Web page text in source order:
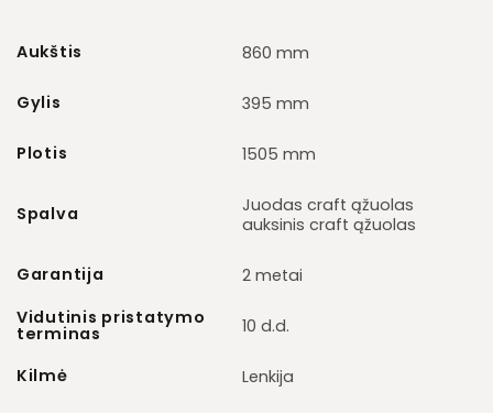
Aukštis 860 mm
Gylis 395 mm
Plotis 1505 mm
Spalva
Juodas craft ąžuolas
auksinis craft ąžuolas
Garantija
2 metai
Vidutinis pristatymo
terminas 10 d.d.
Kilmė Lenkija